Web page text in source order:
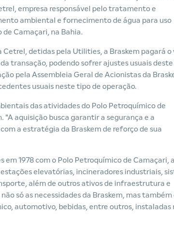
empresa responsável pelo tratamento e
ambiental e fornecimento de água para uso
Camaçari, na Bahia.
Cetrel, detidas pela Utilities, a Braskem pagará o
transação, podendo sofrer ajustes usuais
pela Assembleia Geral de Acionistas da
usuais neste tipo de operação.
das atividades do Polo Petroquímico de
aquisição busca garantir a segurança e a
a estratégia da Braskem de reforço de sua
em 1978 com o Polo Petroquímico de Camaçari, a
elevatórias, incineradores industriais,
além de outros ativos de infraestrutura e
só as necessidades da Braskem, mas também
automotivo, bebidas, entre outros, instaladas